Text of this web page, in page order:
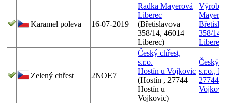
Karamel poleva 16-07-2019
Radka Mayerová
Liberec
(Břetislavova
358/14, 46014
Liberec)
358/14,
Liberec
Zelený chřest 2NOE7
Český chřest,
s.r.o.
Hostín u Vojkovic
(Hostín , 27744
Hostín u
Vojkovic)
Český
s.r.o.,
27744